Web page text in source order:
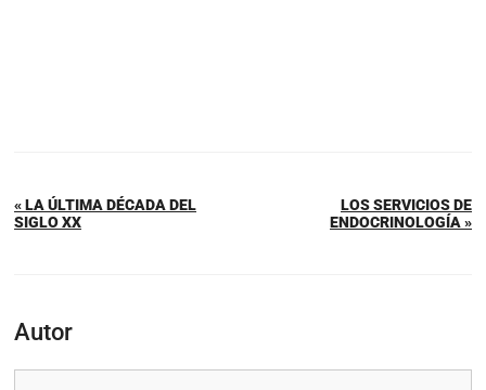
« LA ÚLTIMA DÉCADA DEL
SIGLO XX
LOS SERVICIOS DE
ENDOCRINOLOGÍA »
Autor